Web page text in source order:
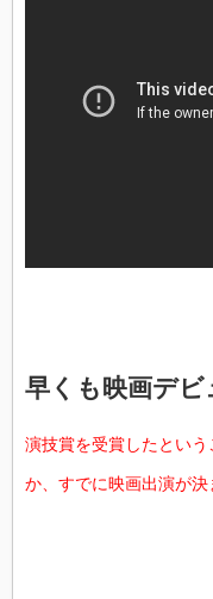
早くも映画デビ
演技賞を受賞したとい
か、すでに映画出演が決